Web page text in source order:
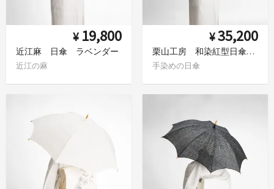
¥ 19,800
近江麻 日傘 ラベンダー
近江の麻
¥35,200
栗山工房 和染紅型日傘 カサブランカ
手染めの日傘